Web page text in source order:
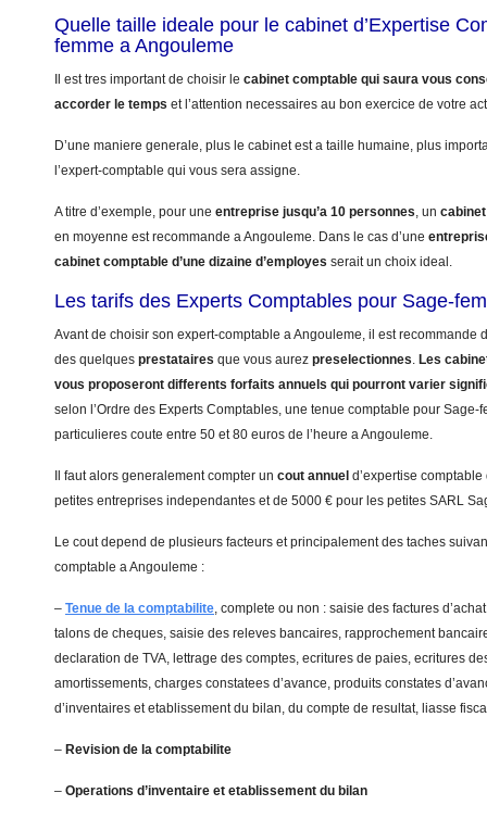
Quelle taille ideale pour le cabinet d’Expertise
femme a Angouleme
Il est tres important de choisir le cabinet comptable qui saura vous
accorder le temps et l’attention necessaires au bon exercice de votre
D’une maniere generale, plus le cabinet est a taille humaine, plus
l’expert-comptable qui vous sera assigne.
A titre d’exemple, pour une entreprise jusqu’a 10 personnes, un
en moyenne est recommande a Angouleme. Dans le cas d’une
cabinet comptable d’une dizaine d’employes serait un choix ideal.
Les tarifs des Experts Comptables pour Sage-
Avant de choisir son expert-comptable a Angouleme, il est recommande
des quelques prestataires que vous aurez preselectionnes. Les
vous proposeront differents forfaits annuels qui pourront varier
selon l’Ordre des Experts Comptables, une tenue comptable pour Sage-
particulieres coute entre 50 et 80 euros de l’heure a Angouleme.
Il faut alors generalement compter un cout annuel d’expertise
petites entreprises independantes et de 5000 € pour les petites SARL
Le cout depend de plusieurs facteurs et principalement des taches
comptable a Angouleme :
– Tenue de la comptabilite, complete ou non : saisie des factures
talons de cheques, saisie des releves bancaires, rapprochement
declaration de TVA, lettrage des comptes, ecritures de paies, ecritures
amortissements, charges constatees d’avance, produits constates
d’inventaires et etablissement du bilan, du compte de resultat, liasse
– Revision de la comptabilite
– Operations d’inventaire et etablissement du bilan